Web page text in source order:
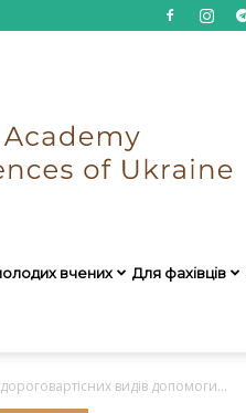
вчених Для фахівців
видів допомоги...